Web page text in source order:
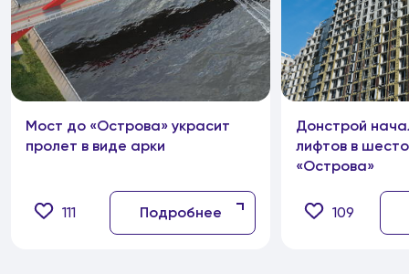
Мост до «Острова» украсит
пролет в виде арки
111 Подробнее
Донстрой
лифтов в
«Острова»
109